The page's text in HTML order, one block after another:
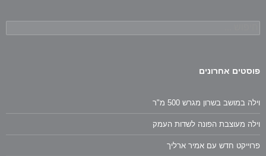
פוסטים אחרונים
וילה במושב בשרון מגרש 500 מ"ר
וילה מעוצבת הפונה לשדות העמק
פרוייקט חדש עם אמיר ארליך